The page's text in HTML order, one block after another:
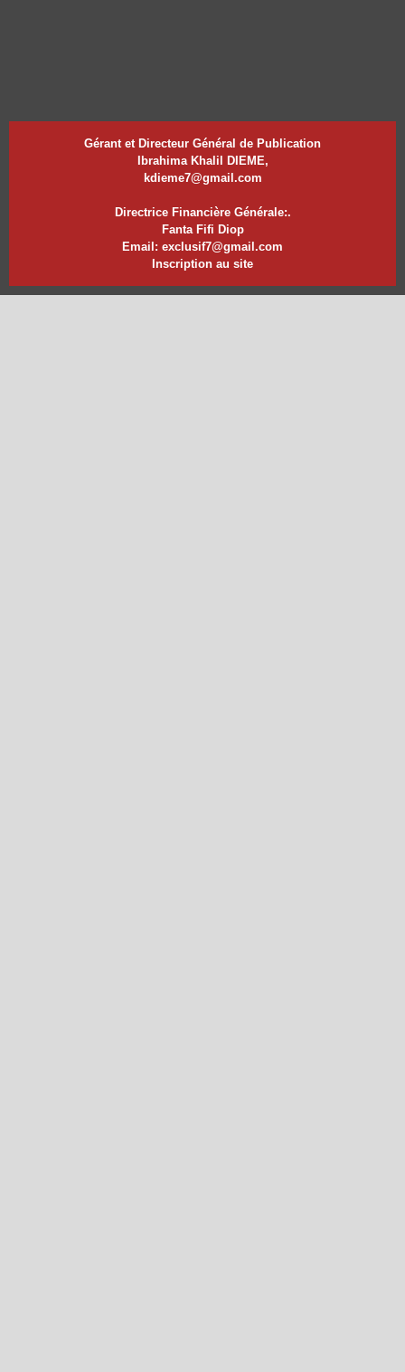
Gérant et Directeur Général de Publication
Ibrahima Khalil DIEME,
kdieme7@gmail.com
Directrice Financière Générale:.
Fanta Fifi Diop
Email: exclusif7@gmail.com
Inscription au site